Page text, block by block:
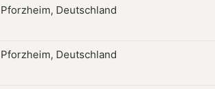
Pforzheim, Deutschland
Pforzheim, Deutschland